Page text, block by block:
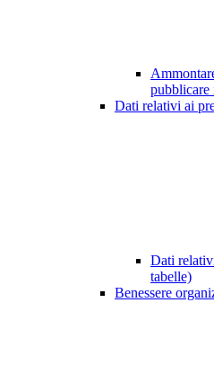
pubblicare
Dati relativi ai
Dati
tabelle)
Benessere